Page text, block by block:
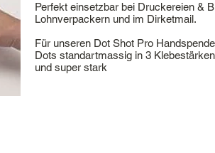
Perfekt einsetzbar bei Druckereien &
Lohnverpackern und im Dirketmail.
Für unseren Dot Shot Pro
Dots standartmassig in 3
und super stark